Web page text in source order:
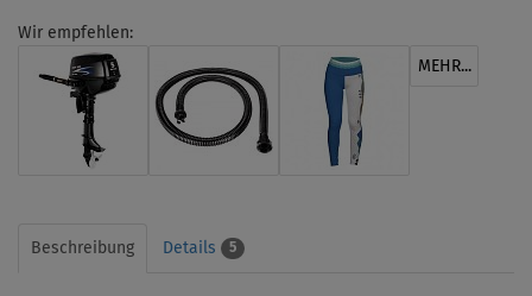
Wir empfehlen:
MEHR...
Beschreibung Details 5